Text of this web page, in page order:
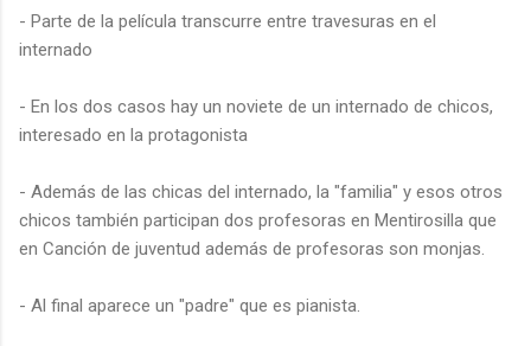
- Parte de la película transcurre entre travesuras en el
internado
- En los dos casos hay un noviete de un internado de chicos,
interesado en la protagonista
- Además de las chicas del internado, la "familia" y esos otros
chicos también participan dos profesoras en Mentirosilla que
en Canción de juventud además de profesoras son monjas.
- Al final aparece un "padre" que es pianista.